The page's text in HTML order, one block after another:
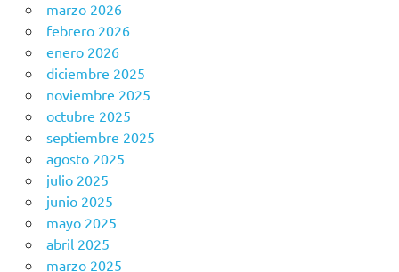
marzo 2026
febrero 2026
enero 2026
diciembre 2025
noviembre 2025
octubre 2025
septiembre 2025
agosto 2025
julio 2025
junio 2025
mayo 2025
abril 2025
marzo 2025